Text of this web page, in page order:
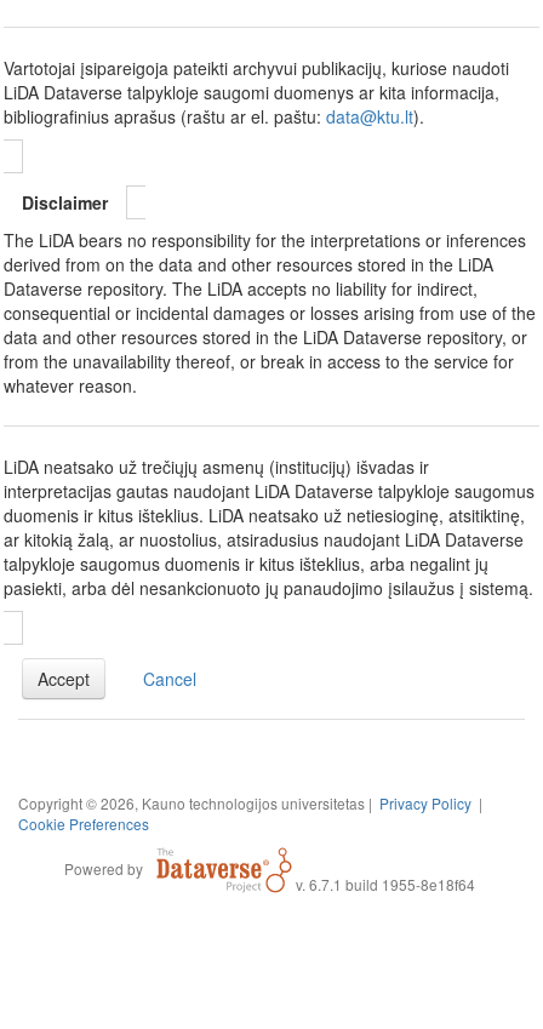
Vartotojai įsipareigoja pateikti archyvui publikacijų, kuriose naudoti
LiDA Dataverse talpykloje saugomi duomenys ar kita informacija,
bibliografinius aprašus (raštu ar el. paštu: data@ktu.lt).
Disclaimer
The LiDA bears no responsibility for the interpretations or inferences
derived from on the data and other resources stored in the LiDA
Dataverse repository. The LiDA accepts no liability for indirect,
consequential or incidental damages or losses arising from use of the
data and other resources stored in the LiDA Dataverse repository, or
from the unavailability thereof, or break in access to the service for
whatever reason.
LiDA neatsako už trečiųjų asmenų (institucijų) išvadas ir
interpretacijas gautas naudojant LiDA Dataverse talpykloje saugomus
duomenis ir kitus išteklius. LiDA neatsako už netiesioginę, atsitiktinę,
ar kitokią žalą, ar nuostolius, atsiradusius naudojant LiDA Dataverse
talpykloje saugomus duomenis ir kitus išteklius, arba negalint jų
pasiekti, arba dėl nesankcionuoto jų panaudojimo įsilaužus į sistemą.
Accept Cancel
Copyright © 2026, Kauno technologijos universitetas | Privacy Policy |
Cookie Preferences
Powered by
v. 6.7.1 build 1955-8e18f64